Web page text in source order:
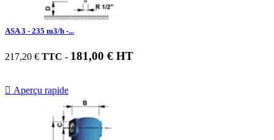
ASA 3 - 235 m3/h -...
217,20 € TTC - 181,00 € HT
 Aperçu rapide